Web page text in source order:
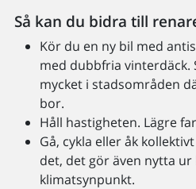
Så kan du bidra till
Kör du en ny bil med
med dubbfria vinterdäck.
mycket i stadsområden
bor.
Håll hastigheten. Lägre
Gå, cykla eller åk
det, det gör även nytta ur
klimatsynpunkt.